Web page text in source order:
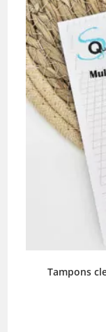
Tampons